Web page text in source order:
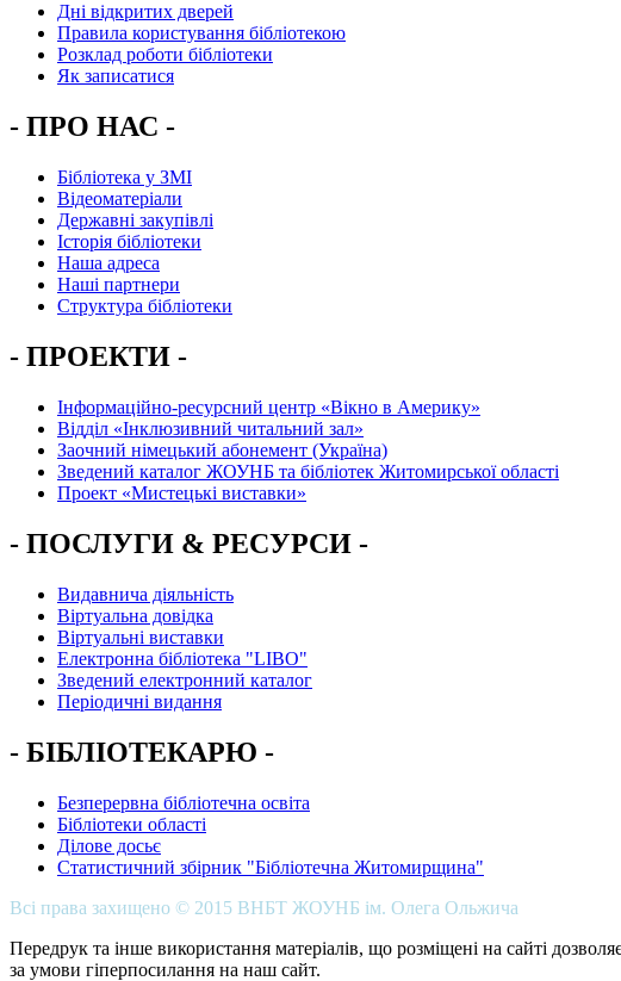
Дні відкритих дверей
Правила користування бібліотекою
Розклад роботи бібліотеки
Як записатися
- ПРО НАС -
Бібліотека у ЗМІ
Відеоматеріали
Державні закупівлі
Історія бібліотеки
Наша адреса
Наші партнери
Структура бібліотеки
- ПРОЕКТИ -
Інформаційно-ресурсний центр «Вікно в Америку»
Вiддiл «Інклюзивний читальний зал»
Заочний німецький абонемент (Україна)
Зведений каталог ЖОУНБ та бібліотек Житомирської області
Проект «Мистецькі виставки»
- ПОСЛУГИ & РЕСУРСИ -
Видавнича діяльність
Віртуальна довідка
Віртуальні виставки
Електронна бібліотека "LIBO"
Зведений електронний каталог
Періодичні видання
- БІБЛІОТЕКАРЮ -
Безперервна бібліотечна освіта
Бібліотеки області
Ділове досьє
Статистичний збірник "Бібліотечна Житомирщина"
Всі права захищено © 2015 ВНБТ ЖОУНБ ім. Олега Ольжича
Передрук та інше використання матеріалів, що розміщені на сайті
за умови гіперпосилання на наш сайт.